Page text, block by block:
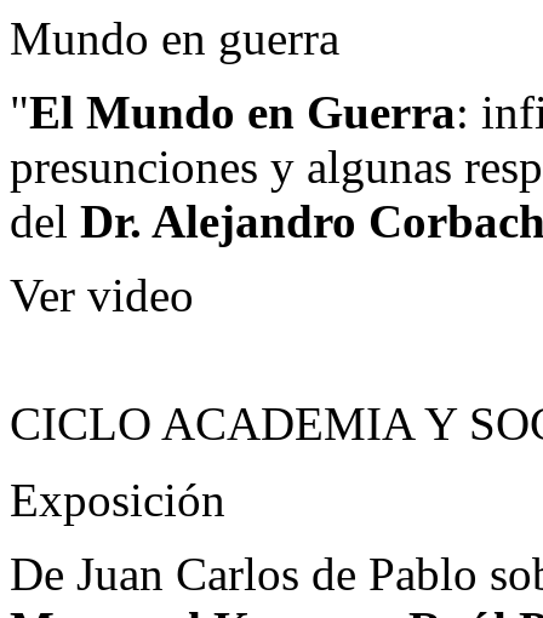
Mundo en guerra
"El Mundo en Guerra:
presunciones y algunas
del Dr. Alejandro
Ver video
CICLO ACADEMIA Y
Exposición
De Juan Carlos de Pablo